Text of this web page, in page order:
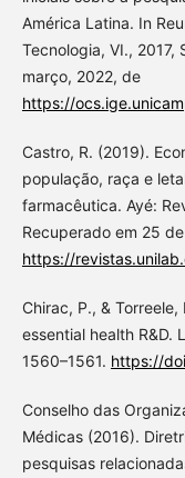
América Latina. In
Tecnologia, VI., 2017,
março, 2022, de
https://
Castro, R. (2019).
população, raça e
farmacêutica. Ayé:
Recuperado em 25
https://
Chirac, P., &
essential health R&D.
1560–1561. https://
Conselho das
Médicas (2016).
pesquisas